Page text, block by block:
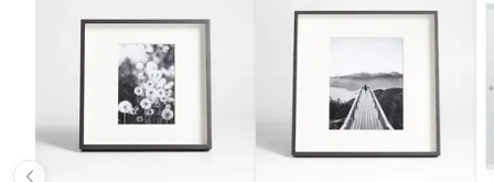
Capacidad de fotos
Motocicletas y bicicletas motorizadas.
Licores y cigarros electrónicos.